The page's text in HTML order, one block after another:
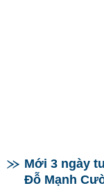
Mới 3 ngày
Đỗ Mạnh